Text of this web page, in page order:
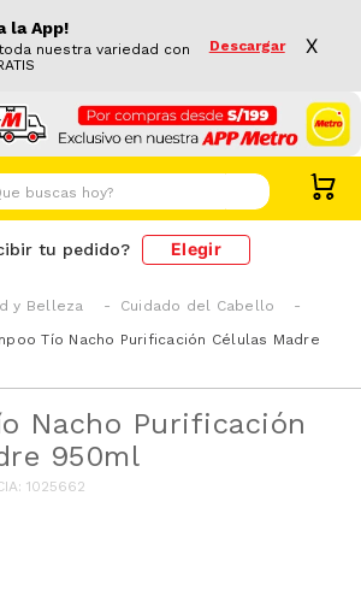
la App!
nuestra variedad con
Descargar X
hoy?
tu pedido? Elegir
y Belleza
Cuidado del Cabello
Tío Nacho Purificación Células Madre
Nacho Purificación
950ml
:1025662